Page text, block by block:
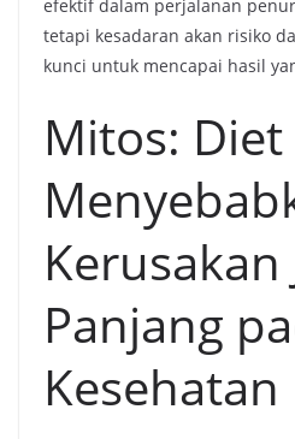
efektif dalam perjalanan
tetapi kesadaran akan risiko
kunci untuk mencapai hasil
Mitos:
Kerusakan
Panjang
Kesehatan